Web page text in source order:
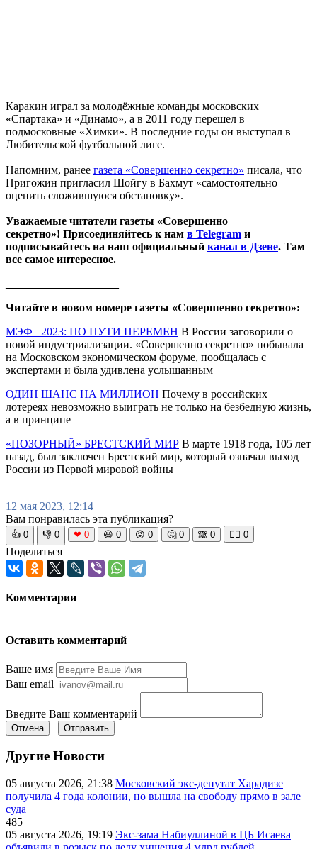
Каракин играл за молодёжные команды московских
«Спартака» и «Динамо», а в 2011 году перешел в
подмосковные «Химки». В последние годы он выступал в
Любительской футбольной лиге.
Напомним, ранее газета «Совершенно секретно» писала, что
Пригожин пригласил Шойгу в Бахмут «самостоятельно
оценить сложившуюся обстановку».
Уважаемые читатели газеты «Совершенно
секретно»! Присоединяйтесь к нам в Telegram и
подписывайтесь на наш официальный канал в Дзене. Там
все самое интересное.
Читайте в новом номере газеты «Совершенно секретно»:
МЭФ –2023: ПО ПУТИ ПЕРЕМЕН В России заговорили о
новой индустриализации. «Совершенно секретно» побывала
на Московском экономическом форуме, пообщалась с
экспертами и была удивлена услышанным
ОДИН ШАНС НА МИЛЛИОН Почему в российских
лотереях невозможно выиграть не только на безбедную жизнь,
а в принципе
«ПОЗОРНЫЙ» БРЕСТСКИЙ МИР В марте 1918 года, 105 лет
назад, был заключен Брестский мир, который означал выход
России из Первой мировой войны
12 мая 2023, 12:14
Вам понравилась эта публикация?
👍 0 👎 0 ❤ 0 😆 0 😡 0 🤔 0 🙈 0 🧘‍♀️ 0
Поделиться
Комментарии
Оставить комментарий
Ваше имя
Ваш email
Введите Ваш комментарий
Отмена Отправить
Другие Новости
05 августа 2026, 21:38 Московский экс-депутат Харадизе
получила 4 года колонии, но вышла на свободу прямо в зале
суда
485
05 августа 2026, 19:19 Экс-зама Набиуллиной в ЦБ Исаева